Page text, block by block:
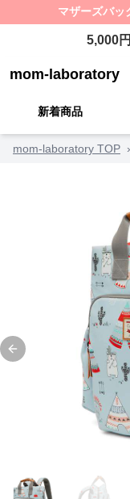
マザーズバッ
5,000
mom-laboratory
新着商品
mom-laboratory TOP ›
Previous slide